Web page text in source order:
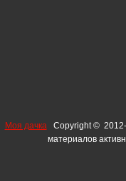
Моя дачка
Copyright ©
материалов